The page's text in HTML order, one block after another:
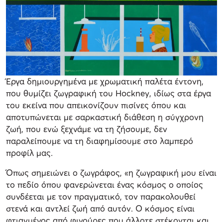
Έργα δημιουργημένα με χρωματική παλέτα έντονη,
που θυμίζει ζωγραφική του Hockney, ιδίως στα έργα
του εκείνα που απεικονίζουν πισίνες όπου και
αποτυπώνεται με σαρκαστική διάθεση η σύγχρονη
ζωή, που ενώ ξεχνάμε να τη ζήσουμε, δεν
παραλείπουμε να τη διαφημίσουμε στο λαμπερό
προφίλ μας.
Όπως σημειώνει ο ζωγράφος, «η ζωγραφική μου είναι
το πεδίο όπου φανερώνεται ένας κόσμος ο οποίος
συνδέεται με τον πραγματικό, τον παρακολουθεί
στενά και αντλεί ζωή από αυτόν. Ο κόσμος είναι